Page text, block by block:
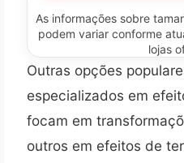
As informações sobre
podem variar conforme
lojas
Outras opções
especializados em
focam em
outros em efeitos de